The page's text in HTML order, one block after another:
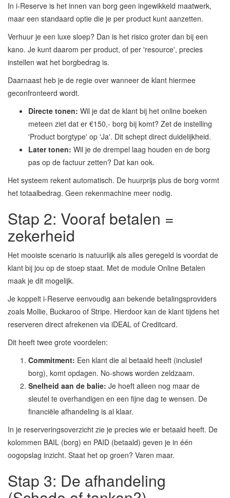
In i-Reserve is het innen van borg geen ingewikkeld maatwerk,
maar een standaard optie die je per product kunt aanzetten.
Verhuur je een luxe sloep? Dan is het risico groter dan bij een
kano. Je kunt daarom per product, of per 'resource', precies
instellen wat het borgbedrag is.
Daarnaast heb je de regie over wanneer de klant hiermee
geconfronteerd wordt.
Directe tonen: Wil je dat de klant bij het online boeken
meteen ziet dat er €150,- borg bij komt? Zet de instelling
'Product borgtype' op 'Ja'. Dit schept direct duidelijkheid.
Later tonen: Wil je de drempel laag houden en de borg
pas op de factuur zetten? Dat kan ook.
Het systeem rekent automatisch. De huurprijs plus de borg vormt
het totaalbedrag. Geen rekenmachine meer nodig.
Stap 2: Vooraf betalen =
zekerheid
Het mooiste scenario is natuurlijk als alles geregeld is voordat de
klant bij jou op de stoep staat. Met de module Online Betalen
maak je dit mogelijk.
Je koppelt i-Reserve eenvoudig aan bekende betalingsproviders
zoals Mollie, Buckaroo of Stripe. Hierdoor kan de klant tijdens het
reserveren direct afrekenen via iDEAL of Creditcard.
Dit heeft twee grote voordelen:
Commitment: Een klant die al betaald heeft (inclusief
borg), komt opdagen. No-shows worden zeldzaam.
Snelheid aan de balie: Je hoeft alleen nog maar de
sleutel te overhandigen en een fijne dag te wensen. De
financiële afhandeling is al klaar.
In je reserveringsoverzicht zie je precies wie er betaald heeft. De
kolommen BAIL (borg) en PAID (betaald) geven je in één
oogopslag inzicht. Staat het op groen? Varen maar.
Stap 3: De afhandeling